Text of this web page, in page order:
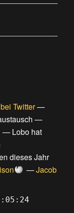
Twitter—
—
— Lobo hat
dieses Jahr
—Jacob